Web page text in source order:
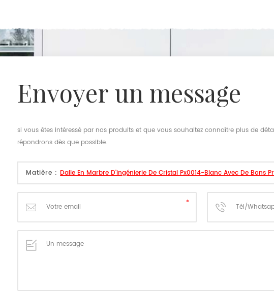
envoyer un message
si vous êtes intéressé par nos produits et que vous souhaitez connaître plus de
répondrons dès que possible.
Matière : Dalle En Marbre D'ingénierie De Cristal Px0014-Blanc Avec De Bons